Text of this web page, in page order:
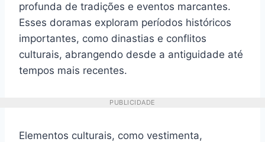
profunda de tradições e eventos marcantes.
Esses doramas exploram períodos históricos
importantes, como dinastias e conflitos
culturais, abrangendo desde a antiguidade até
tempos mais recentes.
PUBLICIDADE
Elementos culturais, como vestimenta,